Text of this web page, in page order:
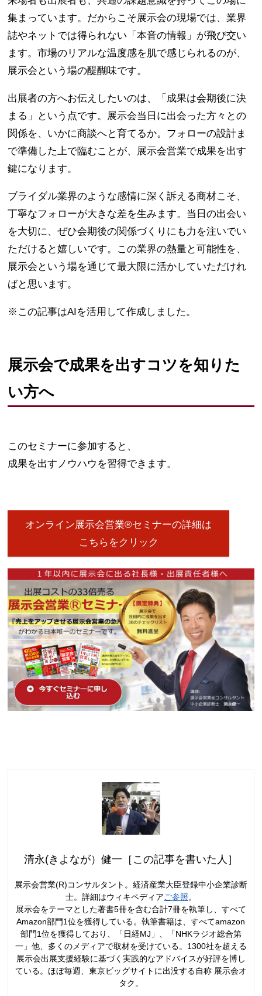
集まっています。だからこそ展示会の現場では、業界
誌やネットでは得られない「本音の情報」が飛び交い
ます。市場のリアルな温度感を肌で感じられるのが、
展示会という場の醍醐味です。
出展者の方へお伝えしたいのは、「成果は会期後に決
まる」という点です。展示会当日に出会った方々との
関係を、いかに商談へと育てるか。フォローの設計ま
で準備した上で臨むことが、展示会営業で成果を出す
鍵になります。
ブライダル業界のような感情に深く訴える商材こそ、
丁寧なフォローが大きな差を生みます。当日の出会い
を大切に、ぜひ会期後の関係づくりにも力を注いでい
ただけると嬉しいです。この業界の熱量と可能性を、
展示会という場を通じて最大限に活かしていただけれ
ばと思います。
※この記事はAIを活用して作成しました。
展示会で成果を出すコツを知りた
い方へ
このセミナーに参加すると、
成果を出すノウハウを習得できます。
オンライン展示会営業®セミナーの詳細は
こちらをクリック
清永(きよなが）健一［この記事を書いた人］
展示会営業(R)コンサルタント。経済産業大臣登録中小企業診断
士。詳細はウィキペディアご参照。
展示会をテーマとした著書5冊を含む合計7冊を執筆し、すべて
Amazon部門1位を獲得している。執筆書籍は、すべてamazon
部門1位を獲得しており、「日経MJ」、「NHKラジオ総合第
一」他、多くのメディアで取材を受けている。1300社を超える
展示会出展支援経験に基づく実践的なアドバイスが好評を博し
ている。ほぼ毎週、東京ビッグサイトに出没する自称 展示会オ
タク。